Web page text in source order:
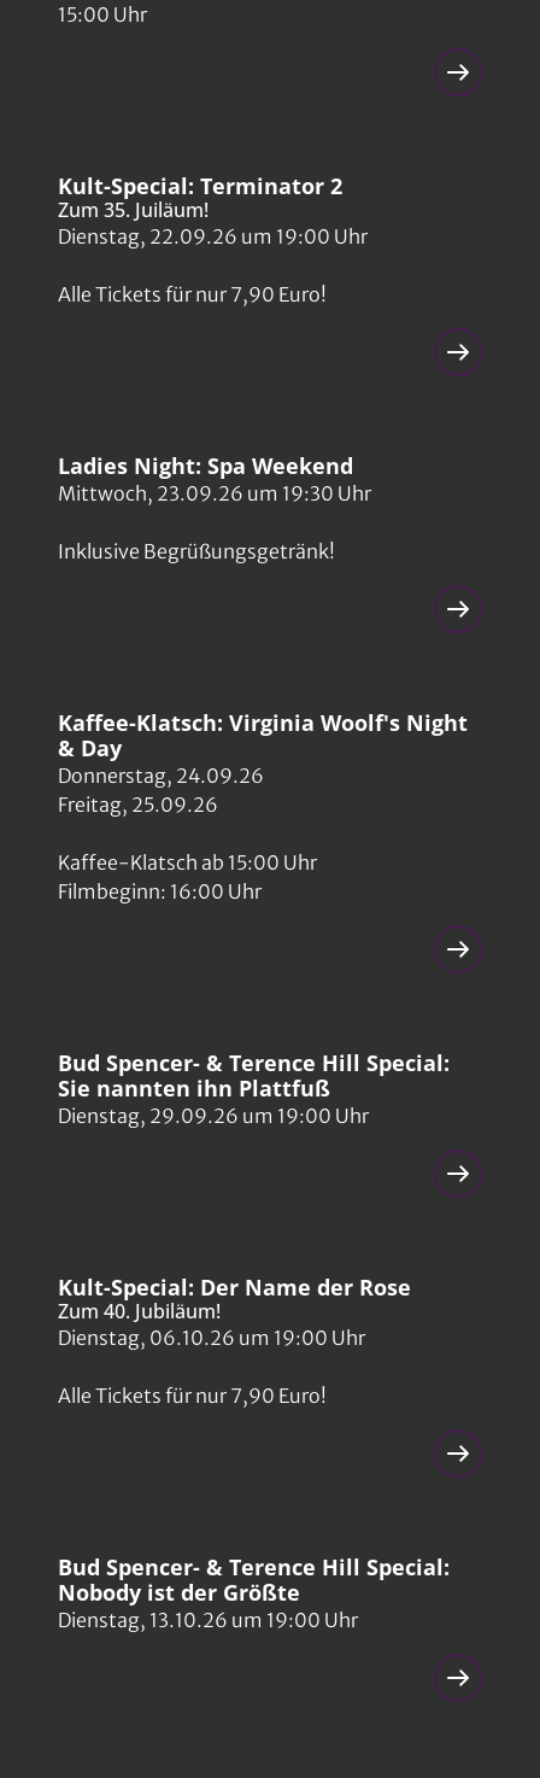
15:00 Uhr
Kult-Special: Terminator 2
Zum 35. Juiläum!
Dienstag, 22.09.26 um 19:00 Uhr
Alle Tickets für nur 7,90 Euro!
Ladies Night: Spa Weekend
Mittwoch, 23.09.26 um 19:30 Uhr
Inklusive Begrüßungsgetränk!
Kaffee-Klatsch: Virginia Woolf's Night
& Day
Donnerstag, 24.09.26
Freitag, 25.09.26
Kaffee-Klatsch ab 15:00 Uhr
Filmbeginn: 16:00 Uhr
Bud Spencer- & Terence Hill Special:
Sie nannten ihn Plattfuß
Dienstag, 29.09.26 um 19:00 Uhr
Kult-Special: Der Name der Rose
Zum 40. Jubiläum!
Dienstag, 06.10.26 um 19:00 Uhr
Alle Tickets für nur 7,90 Euro!
Bud Spencer- & Terence Hill Special:
Nobody ist der Größte
Dienstag, 13.10.26 um 19:00 Uhr